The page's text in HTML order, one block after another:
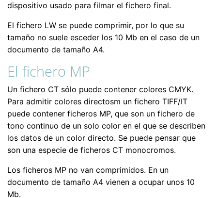
dispositivo usado para filmar el fichero final.
El fichero LW se puede comprimir, por lo que su
tamaño no suele esceder los 10 Mb en el caso de un
documento de tamaño A4.
El fichero MP
Un fichero CT sólo puede contener colores CMYK.
Para admitir colores directosm un fichero TIFF/IT
puede contener ficheros MP, que son un fichero de
tono continuo de un solo color en el que se describen
los datos de un color directo. Se puede pensar que
son una especie de ficheros CT monocromos.
Los ficheros MP no van comprimidos. En un
documento de tamaño A4 vienen a ocupar unos 10
Mb.